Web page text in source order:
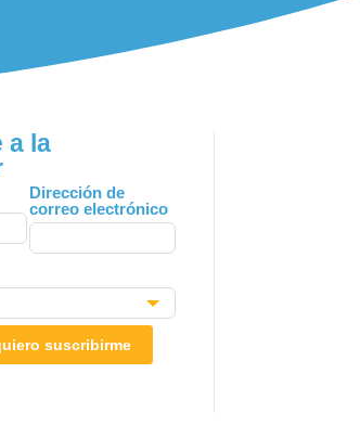
a la
Dirección de
correo electrónico
suscribirme